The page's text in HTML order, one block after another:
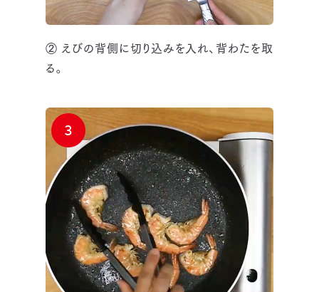
② えびの背側に切り込みを入れ、背わたを取
る。
3